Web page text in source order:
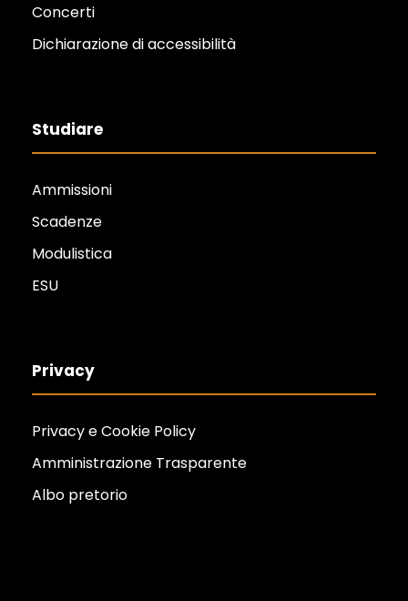
Concerti
Dichiarazione di accessibilità
Studiare
Ammissioni
Scadenze
Modulistica
ESU
Privacy
Privacy e Cookie Policy
Amministrazione Trasparente
Albo pretorio